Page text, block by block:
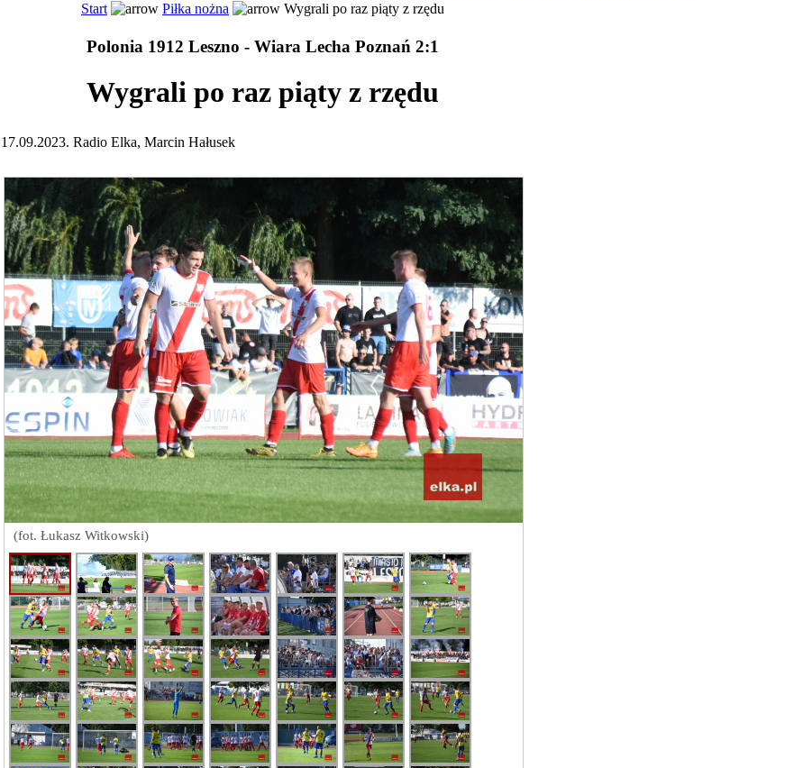
Start Piłka nożna Wygrali po raz piąty z rzędu
Polonia 1912 Leszno - Wiara Lecha Poznań 2:1
Wygrali po raz piąty z rzędu
17.09.2023. Radio Elka, Marcin Hałusek
(fot. Łukasz Witkowski)